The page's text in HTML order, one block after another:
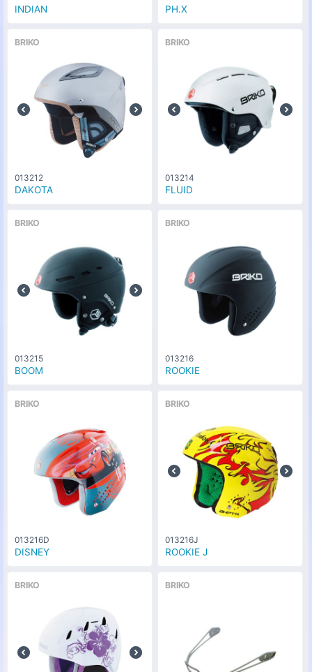
INDIAN PH.X
BRIKO
013212
DAKOTA
BRIKO
013214
FLUID
BRIKO
013215
BOOM
BRIKO
013216
ROOKIE
BRIKO
013216D
DISNEY
BRIKO
013216J
ROOKIE J
BRIKO BRIKO